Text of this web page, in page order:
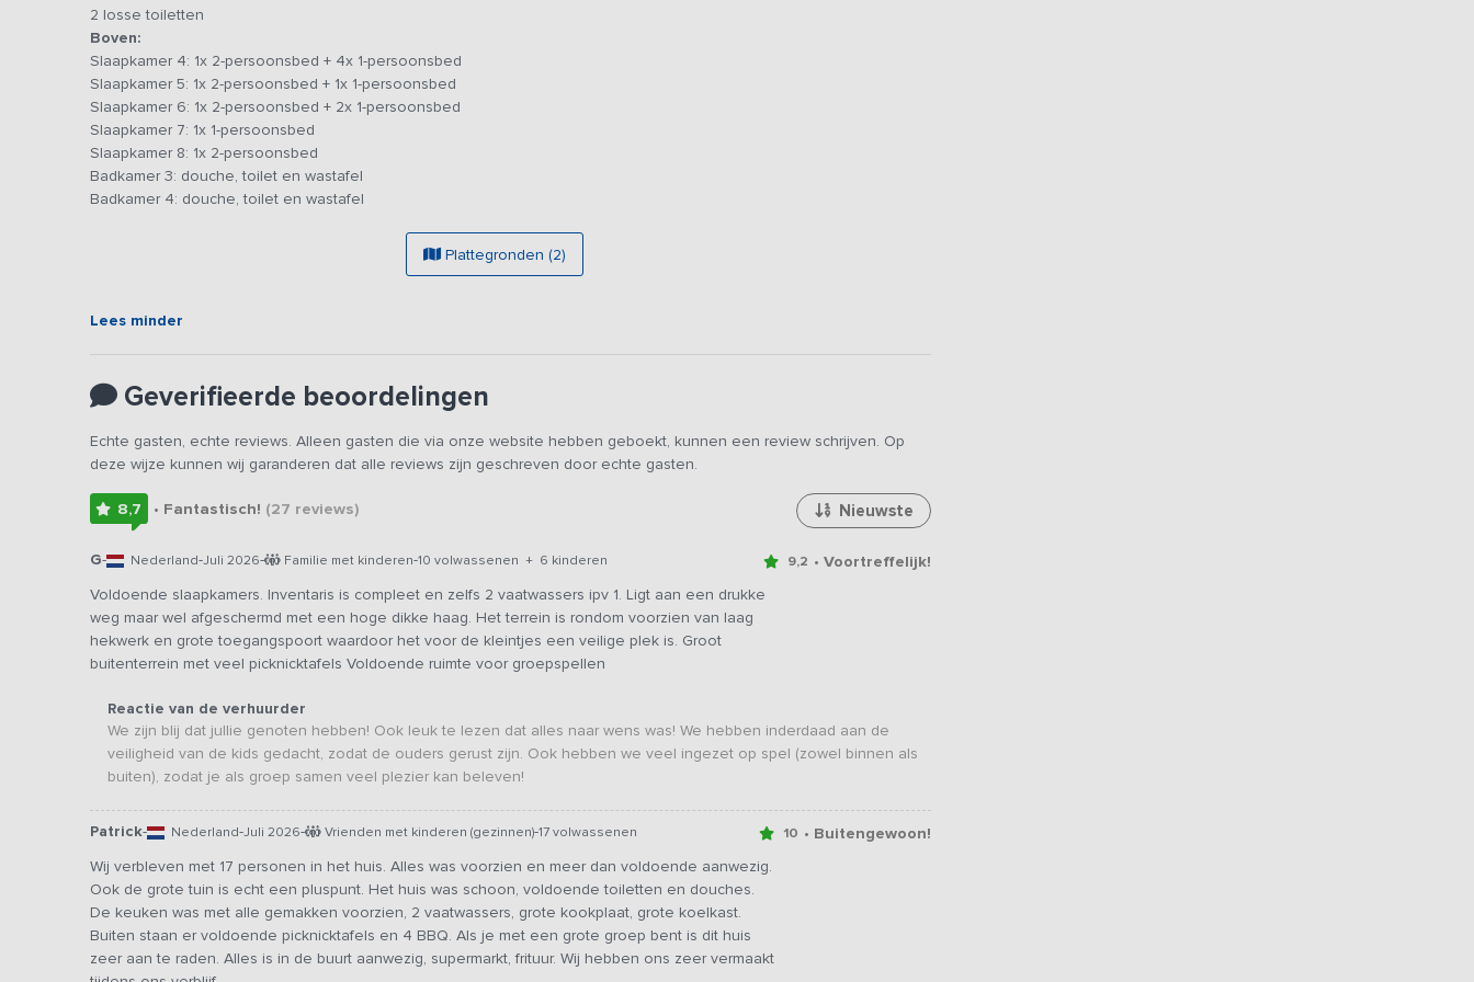
speeltoestel en glijbaan aanwezig. Veel ruimte en vrijheid dus!
Dit vakantieadres is zowel voor kleine als grotere groepen geschikt en staat daarom twee keer op ons
platform. Het betreft hetzelfde vakantieadres met dezelfde foto's & prijzen en wordt dus ook altijd aan één
groep tegelijk verhuurd.
2 losse toiletten
Boven:
Slaapkamer 4: 1x 2-persoonsbed + 4x 1-persoonsbed
Slaapkamer 5: 1x 2-persoonsbed + 1x 1-persoonsbed
Slaapkamer 6: 1x 2-persoonsbed + 2x 1-persoonsbed
Slaapkamer 7: 1x 1-persoonsbed
Slaapkamer 8: 1x 2-persoonsbed
Badkamer 3: douche, toilet en wastafel
Badkamer 4: douche, toilet en wastafel
Plattegronden (2)
Lees minder
Geverifieerde beoordelingen
Echte gasten, echte reviews. Alleen gasten die via onze website hebben geboekt, kunnen een review schrijven. Op
deze wijze kunnen wij garanderen dat alle reviews zijn geschreven door echte gasten.
8,7 • Fantastisch! (27 reviews) Nieuwste
G- Nederland-Juli 2026- Familie met kinderen-10 volwassenen + 6 kinderen 9,2 • Voortreffelijk!
Voldoende slaapkamers. Inventaris is compleet en zelfs 2 vaatwassers ipv 1. Ligt aan een drukke
weg maar wel afgeschermd met een hoge dikke haag. Het terrein is rondom voorzien van laag
hekwerk en grote toegangspoort waardoor het voor de kleintjes een veilige plek is. Groot
buitenterrein met veel picknicktafels Voldoende ruimte voor groepspellen
Reactie van de verhuurder
We zijn blij dat jullie genoten hebben! Ook leuk te lezen dat alles naar wens was! We hebben inderdaad aan de
veiligheid van de kids gedacht, zodat de ouders gerust zijn. Ook hebben we veel ingezet op spel (zowel binnen als
buiten), zodat je als groep samen veel plezier kan beleven!
Patrick- Nederland-Juli 2026- Vrienden met kinderen (gezinnen)-17 volwassenen 10 • Buitengewoon!
Wij verbleven met 17 personen in het huis. Alles was voorzien en meer dan voldoende aanwezig.
Ook de grote tuin is echt een pluspunt. Het huis was schoon, voldoende toiletten en douches.
De keuken was met alle gemakken voorzien, 2 vaatwassers, grote kookplaat, grote koelkast.
Buiten staan er voldoende picknicktafels en 4 BBQ. Als je met een grote groep bent is dit huis
zeer aan te raden. Alles is in de buurt aanwezig, supermarkt, frituur. Wij hebben ons zeer vermaakt